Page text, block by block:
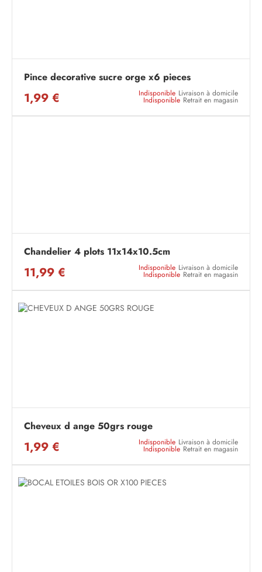
Pince decorative sucre orge x6 pieces
1,99 € Indisponible Livraison à domicile
Indisponible Retrait en magasin
Chandelier 4 plots 11x14x10.5cm
11,99 € Indisponible Livraison à domicile
Indisponible Retrait en magasin
Cheveux d ange 50grs rouge
1,99 € Indisponible Livraison à domicile
Indisponible Retrait en magasin